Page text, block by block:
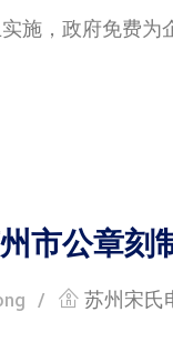
，政府免费为
市公章刻
苏州宋氏